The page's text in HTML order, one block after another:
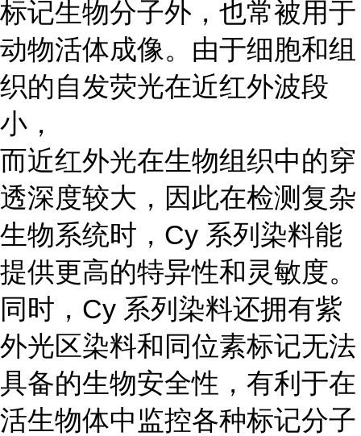
标记生物分子外，也常被用于
动物活体成像。由于细胞和组
织的自发荧光在近红外波段
小，
而近红外光在生物组织中的穿
透深度较大，因此在检测复杂
生物系统时，Cy 系列染料能
提供更高的特异性和灵敏度。
同时，Cy 系列染料还拥有紫
外光区染料和同位素标记无法
具备的生物安全性，有利于在
活生物体中监控各种标记分子